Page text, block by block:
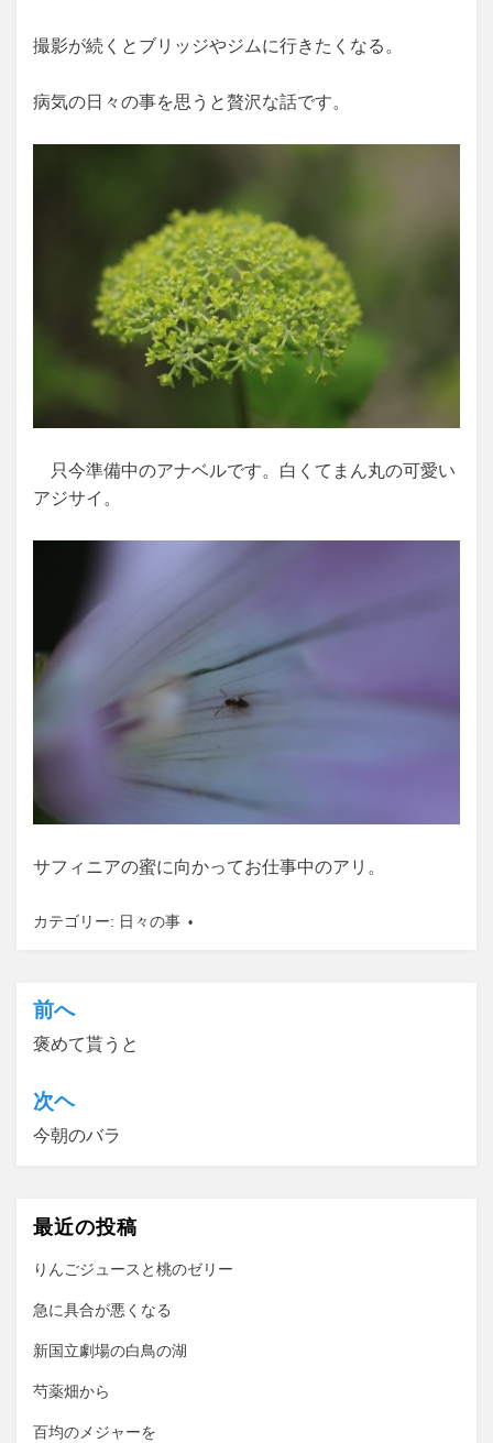
撮影が続くとブリッジやジムに行きたくなる。
病気の日々の事を思うと贅沢な話です。
只今準備中のアナベルです。白くてまん丸の可愛い
アジサイ。
サフィニアの蜜に向かってお仕事中のアリ。
カテゴリー: 日々の事
投
稿
ナ
ビ
シ
ョ
ン
前へ
褒めて貰うと
次ヘ
今朝のバラ
最近の投稿
りんごジュースと桃のゼリー
急に具合が悪くなる
新国立劇場の白鳥の湖
芍薬畑から
百均のメジャーを